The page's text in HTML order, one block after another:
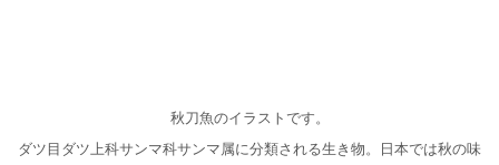
秋刀魚のイラストです。
ダツ目ダツ上科サンマ科サンマ属に分類される生き物。日本では秋の味